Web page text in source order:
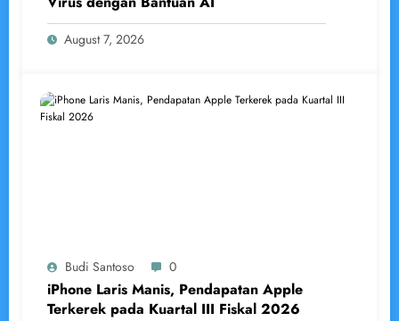
August 7, 2026
Budi Santoso 0
iPhone Laris Manis, Pendapatan Apple
Terkerek pada Kuartal III Fiskal 2026